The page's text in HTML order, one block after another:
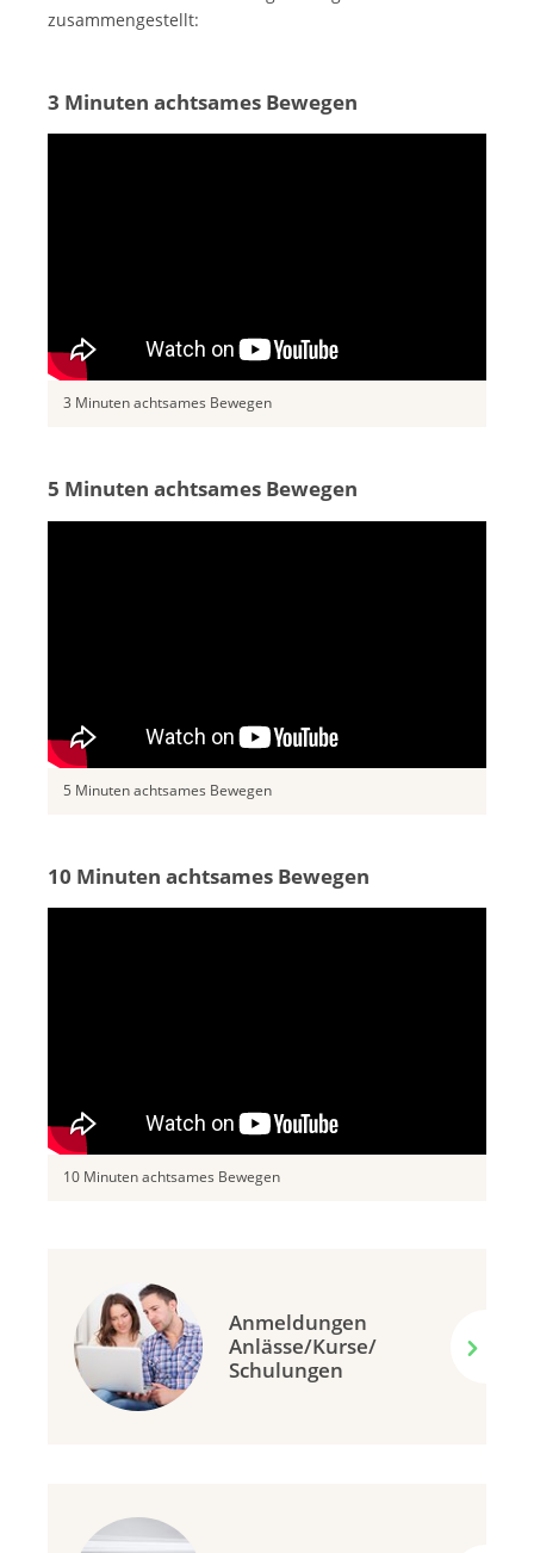
zusammengestellt:
3 Minuten achtsames Bewegen
3 Minuten achtsames Bewegen
5 Minuten achtsames Bewegen
5 Minuten achtsames Bewegen
10 Minuten achtsames Bewegen
10 Minuten achtsames Bewegen
Anmeldungen
Anlässe/Kurse/
Schulungen